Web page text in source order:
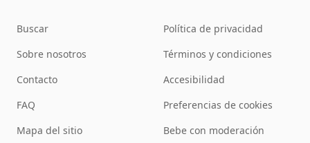
Buscar
Sobre nosotros
Contacto
FAQ
Mapa del sitio
Política de privacidad
Términos y condiciones
Accesibilidad
Preferencias de cookies
Bebe con moderación